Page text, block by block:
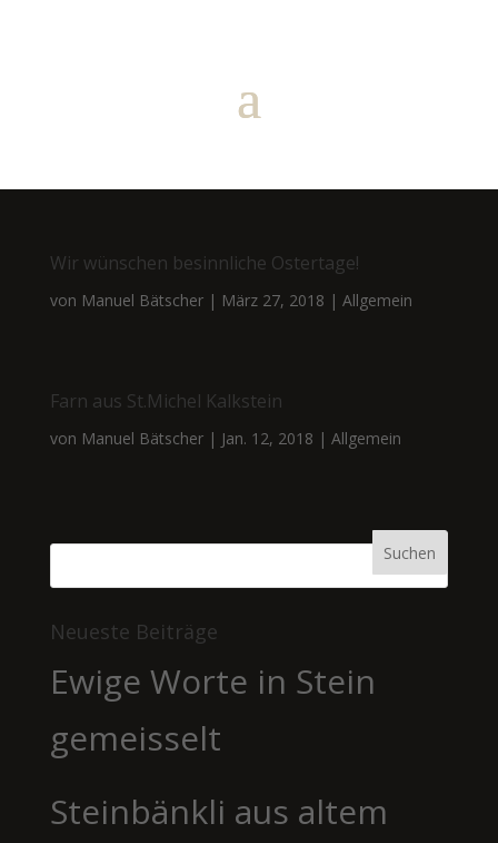
Wir wünschen besinnliche Ostertage!
von Manuel Bätscher| März 27, 2018 | Allgemein
Farn aus St.Michel Kalkstein
von Manuel Bätscher| Jan. 12, 2018 | Allgemein
Neueste Beiträge
Ewige Worte in Stein
gemeisselt
Steinbänkli aus altem